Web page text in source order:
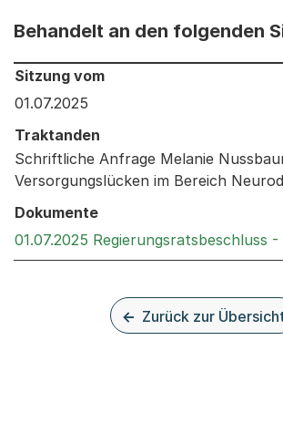
Behandelt an den folgenden
Behandelt an den folgenden
Sitzung vom
01.07.2025
Traktanden
Schriftliche Anfrage Melanie
Versorgungslücken im Bereich
Dokumente
01.07.2025 Regierungsratsbeschluss -
Zurück zur